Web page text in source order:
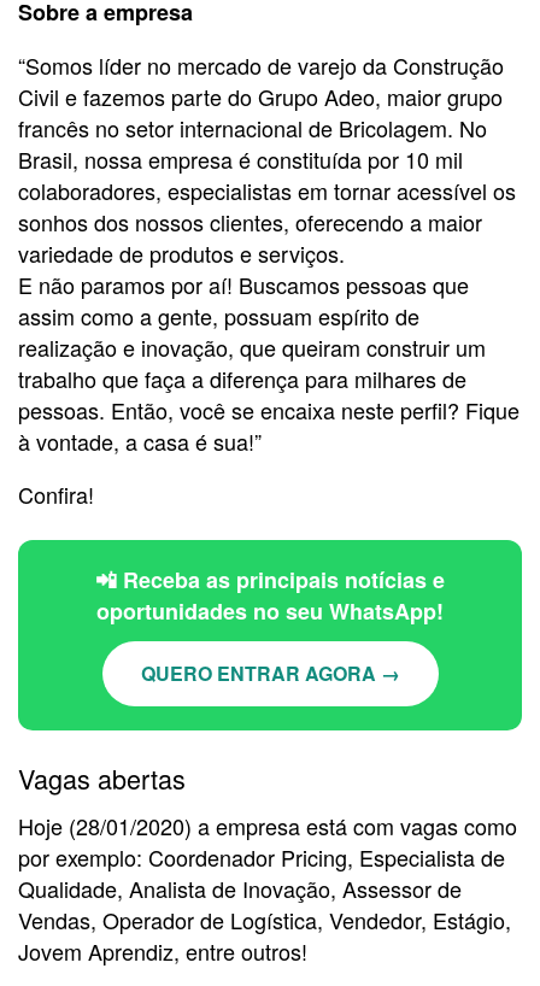
Sobre a empresa
“Somos líder no mercado de varejo da Construção
Civil e fazemos parte do Grupo Adeo, maior grupo
francês no setor internacional de Bricolagem. No
Brasil, nossa empresa é constituída por 10 mil
colaboradores, especialistas em tornar acessível os
sonhos dos nossos clientes, oferecendo a maior
variedade de produtos e serviços.
E não paramos por aí! Buscamos pessoas que
assim como a gente, possuam espírito de
realização e inovação, que queiram construir um
trabalho que faça a diferença para milhares de
pessoas. Então, você se encaixa neste perfil? Fique
à vontade, a casa é sua!”
Confira!
📲 Receba as principais notícias e
oportunidades no seu WhatsApp!
QUERO ENTRAR AGORA →
Vagas abertas
Hoje (28/01/2020) a empresa está com vagas como
por exemplo: Coordenador Pricing, Especialista de
Qualidade, Analista de Inovação, Assessor de
Vendas, Operador de Logística, Vendedor, Estágio,
Jovem Aprendiz, entre outros!